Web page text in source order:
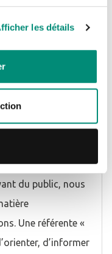
les détails
)
(0649482279
des publics en
du public, nous
Une référente «
d’informer